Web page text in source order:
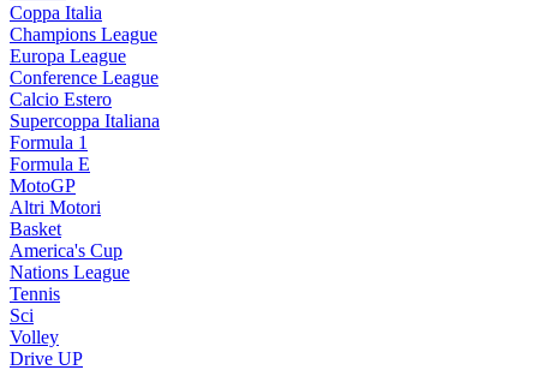
Coppa Italia
Champions League
Europa League
Conference League
Calcio Estero
Supercoppa Italiana
Formula 1
Formula E
MotoGP
Altri Motori
Basket
America's Cup
Nations League
Tennis
Sci
Volley
Drive UP